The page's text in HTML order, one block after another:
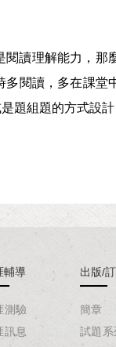
讀理解能力，那
閱讀，多在課堂
題組題的方式設
輔導
測驗
訊息
出版/
簡章
試題系